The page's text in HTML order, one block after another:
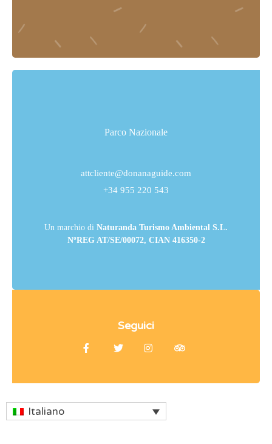
Parco Nazionale
attcliente@donanaguide.com
+34 955 220 543
Un marchio di Naturanda Turismo Ambiental S.L.
NºREG AT/SE/00072, CIAN 416350-2
Seguici
Italiano